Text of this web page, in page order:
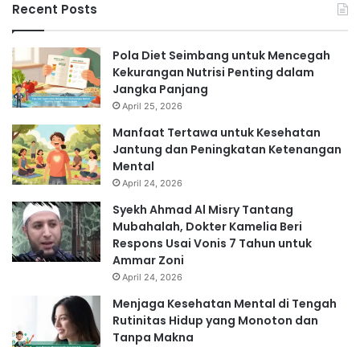
Recent Posts
Pola Diet Seimbang untuk Mencegah
Kekurangan Nutrisi Penting dalam
Jangka Panjang
April 25, 2026
Manfaat Tertawa untuk Kesehatan
Jantung dan Peningkatan Ketenangan
Mental
April 24, 2026
Syekh Ahmad Al Misry Tantang
Mubahalah, Dokter Kamelia Beri
Respons Usai Vonis 7 Tahun untuk
Ammar Zoni
April 24, 2026
Menjaga Kesehatan Mental di Tengah
Rutinitas Hidup yang Monoton dan
Tanpa Makna